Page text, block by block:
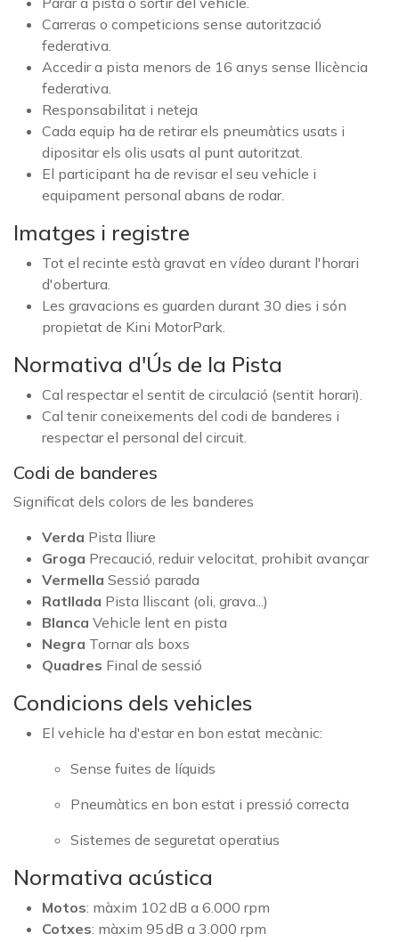
Carreras o competicions sense autorització
federativa.
Accedir a pista menors de 16 anys sense llicència
federativa.
Responsabilitat i neteja
Cada equip ha de retirar els pneumàtics usats i
dipositar els olis usats al punt autoritzat.
El participant ha de revisar el seu vehicle i
equipament personal abans de rodar.
Imatges i registre
Tot el recinte està gravat en vídeo durant l'horari
d'obertura.
Les gravacions es guarden durant 30 dies i són
propietat de Kini MotorPark.
Normativa d'Ús de la Pista
Cal respectar el sentit de circulació (sentit horari).
Cal tenir coneixements del codi de banderes i
respectar el personal del circuit.
Codi de banderes
Significat dels colors de les banderes
Verda Pista lliure
Groga Precaució, reduir velocitat, prohibit avançar
Vermella Sessió parada
Ratllada Pista lliscant (oli, grava...)
Blanca Vehicle lent en pista
Negra Tornar als boxs
Quadres Final de sessió
Condicions dels vehicles
El vehicle ha d'estar en bon estat mecànic:
Sense fuites de líquids
Pneumàtics en bon estat i pressió correcta
Sistemes de seguretat operatius
Normativa acústica
Motos: màxim 102 dB a 6.000 rpm
Cotxes: màxim 95 dB a 3.000 rpm